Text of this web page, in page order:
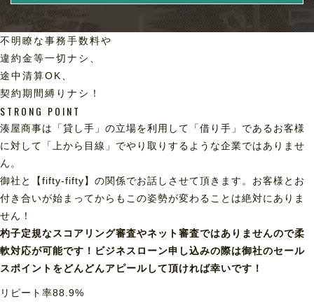
不明瞭な事務手数料や
違約金等一切ナシ、
途中清算OK、
契約期間縛りナシ！
STRONG POINT
湊屋商事は「貸し手」の立場を利用して「借り手」であるお客様
に対して「上から目線」でやり取りするような企業ではありませ
ん。
御社と【fifty-fifty】の関係でお話しさせて頂きます。お客様とお
付き合いが始まってからもこの姿勢が変わることは絶対にありま
せん！
杓子定規なスコアリング審査やネット審査ではありませんので柔
軟対応が可能です！ビジネスローン申し込みの際は御社のセール
スポイントをどんどんアピールして頂ければ幸いです！
リピート率88.9%